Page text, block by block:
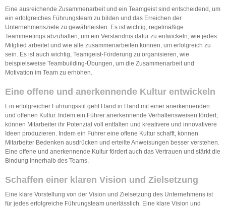
Eine ausreichende Zusammenarbeit und ein Teamgeist sind entscheidend, um
ein erfolgreiches Führungsteam zu bilden und das Erreichen der
Unternehmensziele zu gewährleisten. Es ist wichtig, regelmäßige
Teammeetings abzuhalten, um ein Verständnis dafür zu entwickeln, wie jedes
Mitglied arbeitet und wie alle zusammenarbeiten können, um erfolgreich zu
sein. Es ist auch wichtig, Teamgeist-Förderung zu organisieren, wie
beispielsweise Teambuilding-Übungen, um die Zusammenarbeit und
Motivation im Team zu erhöhen.
Eine offene und anerkennende Kultur entwickeln
Ein erfolgreicher Führungsstil geht Hand in Hand mit einer anerkennenden
und offenen Kultur. Indem ein Führer anerkennende Verhaltensweisen fördert,
können Mitarbeiter ihr Potenzial voll entfalten und kreativere und innovativere
Ideen produzieren. Indem ein Führer eine offene Kultur schafft, können
Mitarbeiter Bedenken ausdrücken und erteilte Anweisungen besser verstehen.
Eine offene und anerkennende Kultur fördert auch das Vertrauen und stärkt die
Bindung innerhalb des Teams.
Schaffen einer klaren Vision und Zielsetzung
Eine klare Vorstellung von der Vision und Zielsetzung des Unternehmens ist
für jedes erfolgreiche Führungsteam unerlässlich. Eine klare Vision und